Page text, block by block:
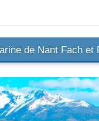
de Nant Fach et